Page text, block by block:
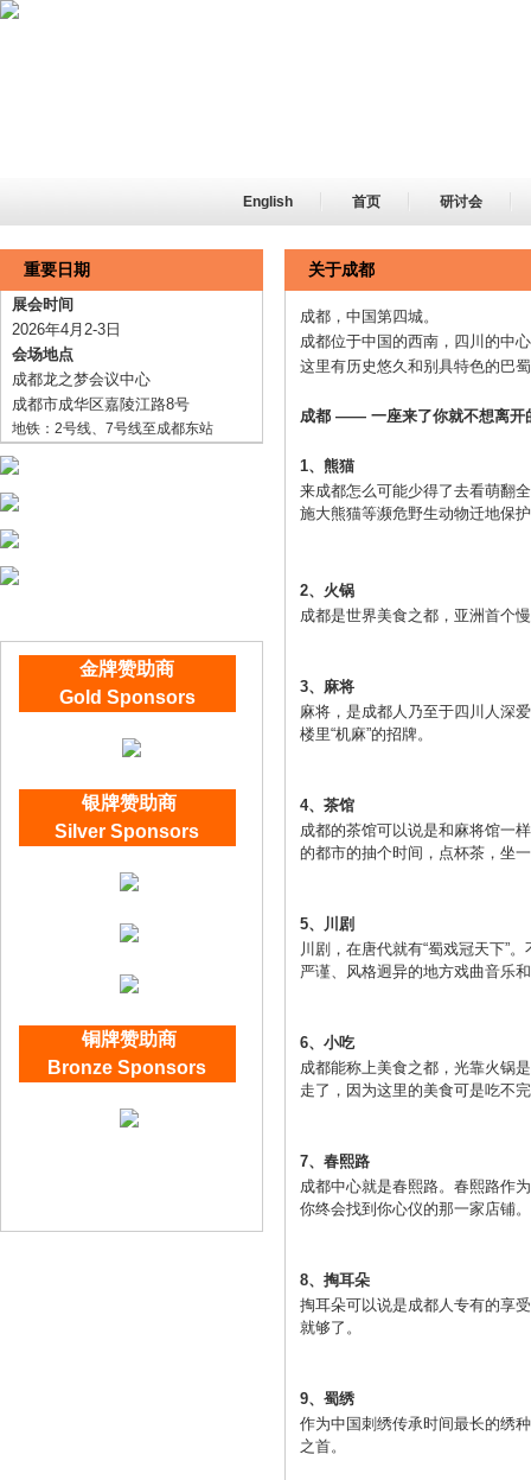
English 首页 研讨会
重要日期
展会时间
2026年4月2-3日
会场地点
成都龙之梦会议中心
成都市成华区嘉陵江路8号
地铁：2号线、7号线至成都东站
金牌赞助商
Gold Sponsors
银牌赞助商
Silver Sponsors
铜牌赞助商
Bronze Sponsors
关于成都
成都，中国第四城。
成都位于中国的西南，四川的中
这里有历史悠久和别具特色的巴
成都 —— 一座来了你就不想离开
1、熊猫
来成都怎么可能少得了去看萌翻
施大熊猫等濒危野生动物迁地保
2、火锅
成都是世界美食之都，亚洲首个
3、麻将
麻将，是成都人乃至于四川人深
楼里“机麻”的招牌。
4、茶馆
成都的茶馆可以说是和麻将馆一
的都市的抽个时间，点杯茶，坐
5、川剧
川剧，在唐代就有“蜀戏冠天下”
严谨、风格迥异的地方戏曲音乐
6、小吃
成都能称上美食之都，光靠火锅
走了，因为这里的美食可是吃不
7、春熙路
成都中心就是春熙路。春熙路作
你终会找到你心仪的那一家店铺。
8、掏耳朵
掏耳朵可以说是成都人专有的享
就够了。
9、蜀绣
作为中国刺绣传承时间最长的绣
之首。